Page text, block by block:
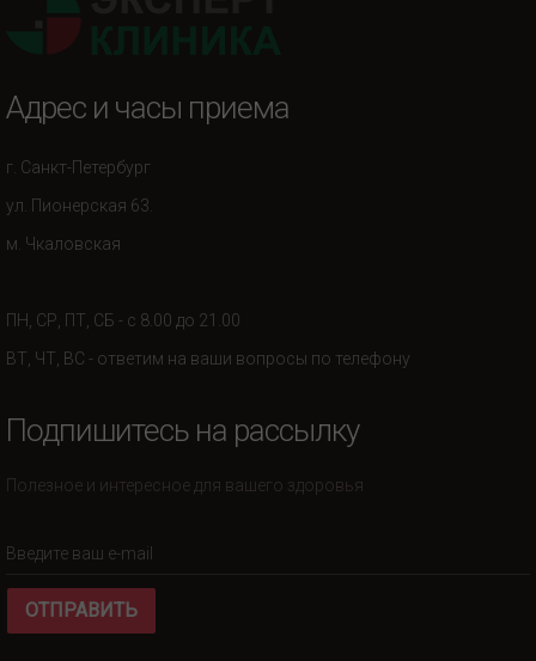
Адрес и часы приема
г. Санкт-Петербург
ул. Пионерская 63.
м. Чкаловская
ПН, СР, ПТ, СБ - с 8.00 до 21.00
ВТ, ЧТ, ВС - ответим на ваши вопросы по телефону
Подпишитесь на рассылку
Полезное и интересное для вашего здоровья
ОТПРАВИТЬ